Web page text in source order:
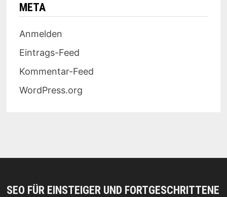
META
Anmelden
Eintrags-Feed
Kommentar-Feed
WordPress.org
SEO FÜR EINSTEIGER UND FORTGESCHRITTENE